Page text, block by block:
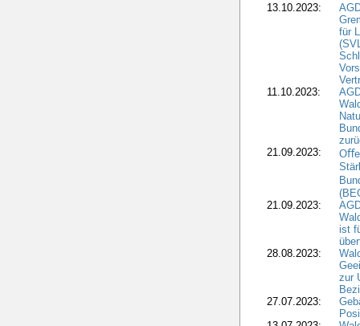
13.10.2023:
für
11.10.2023:
21.09.2023:
21.09.2023:
ist
28.08.2023:
zur
27.07.2023: